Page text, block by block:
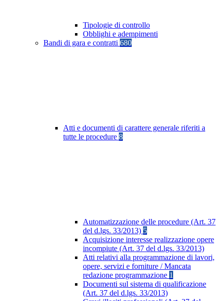
Tipologie di controllo
Obblighi e adempimenti
Bandi di gara e contratti 680
Atti e documenti di carattere generale riferiti a
tutte le procedure 8
Automatizzazione delle procedure (Art. 37
del d.lgs. 33/2013) 5
Acquisizione interesse realizzazione opere
incompiute (Art. 37 del d.lgs. 33/2013)
Atti relativi alla programmazione di lavori,
opere, servizi e forniture / Mancata
redazione programmazione 1
Documenti sul sistema di qualificazione
(Art. 37 del d.lgs. 33/2013)